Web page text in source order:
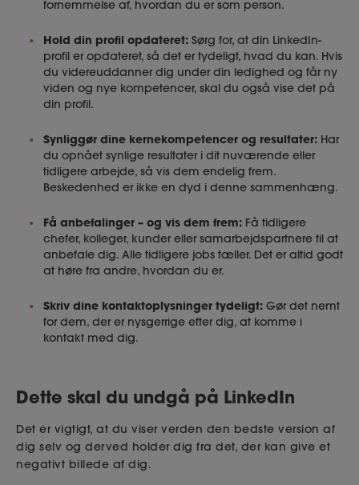
fornemmelse af, hvordan du er som person.
Hold din profil opdateret: Sørg for, at din LinkedIn-
profil er opdateret, så det er tydeligt, hvad du kan. Hvis
du videreuddanner dig under din ledighed og får ny
viden og nye kompetencer, skal du også vise det på
din profil.
Synliggør dine kernekompetencer og resultater: Har
du opnået synlige resultater i dit nuværende eller
tidligere arbejde, så vis dem endelig frem.
Beskedenhed er ikke en dyd i denne sammenhæng.
Få anbefalinger – og vis dem frem: Få tidligere
chefer, kolleger, kunder eller samarbejdspartnere til at
anbefale dig. Alle tidligere jobs tæller. Det er altid godt
at høre fra andre, hvordan du er.
Skriv dine kontaktoplysninger tydeligt: Gør det nemt
for dem, der er nysgerrige efter dig, at komme i
kontakt med dig.
Dette skal du undgå på LinkedIn
Det er vigtigt, at du viser verden den bedste version af
dig selv og derved holder dig fra det, der kan give et
negativt billede af dig.